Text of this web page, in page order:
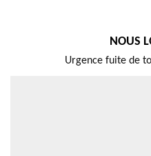
NOUS
Urgence fuite de